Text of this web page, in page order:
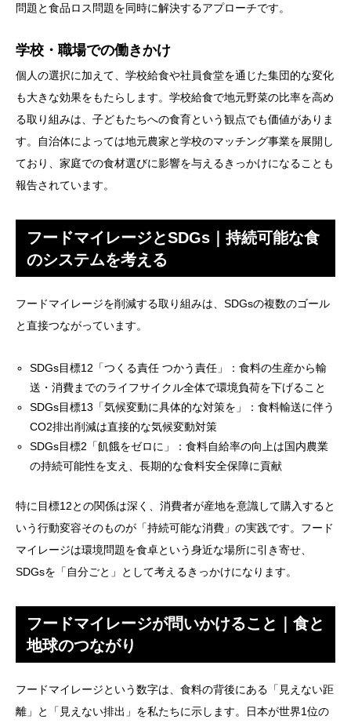
問題と食品ロス問題を同時に解決するアプローチです。
学校・職場での働きかけ
個人の選択に加えて、学校給食や社員食堂を通じた集団的な変化
も大きな効果をもたらします。学校給食で地元野菜の比率を高め
る取り組みは、子どもたちへの食育という観点でも価値がありま
す。自治体によっては地元農家と学校のマッチング事業を展開し
ており、家庭での食材選びに影響を与えるきっかけになることも
報告されています。
フードマイレージとSDGs｜持続可能な食
のシステムを考える
フードマイレージを削減する取り組みは、SDGsの複数のゴール
と直接つながっています。
SDGs目標12「つくる責任 つかう責任」：食料の生産から輸
送・消費までのライフサイクル全体で環境負荷を下げること
SDGs目標13「気候変動に具体的な対策を」：食料輸送に伴う
CO2排出削減は直接的な気候変動対策
SDGs目標2「飢餓をゼロに」：食料自給率の向上は国内農業
の持続可能性を支え、長期的な食料安全保障に貢献
特に目標12との関係は深く、消費者が産地を意識して購入すると
いう行動変容そのものが「持続可能な消費」の実践です。フード
マイレージは環境問題を食卓という身近な場所に引き寄せ、
SDGsを「自分ごと」として考えるきっかけになります。
フードマイレージが問いかけること｜食と
地球のつながり
フードマイレージという数字は、食料の背後にある「見えない距
離」と「見えない排出」を私たちに示します。日本が世界1位の